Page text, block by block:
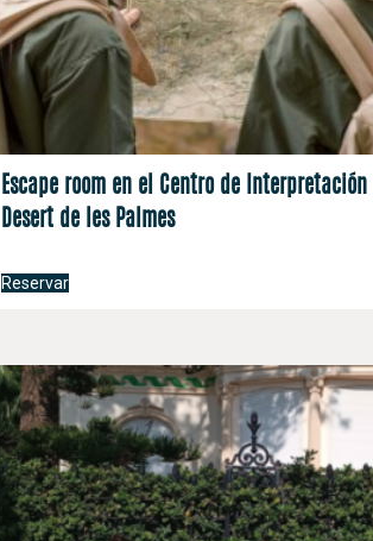
Escape room en el Centro de Interpretación
Desert de les Palmes
Reservar